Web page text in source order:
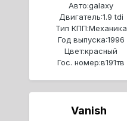
Авто:galaxy
Двигатель:1.9 tdi
Тип КПП:Механика
Год выпуска:1996
Цвет:красный
Гос. номер:в191тв
Vanish